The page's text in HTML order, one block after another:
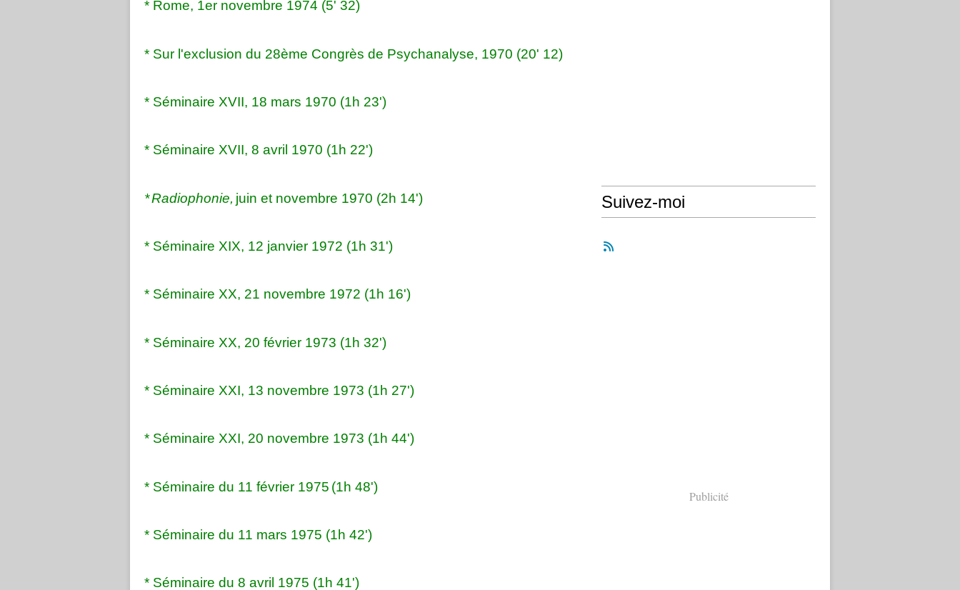
* Rome, 1er novembre 1974 (5' 32)
* Sur l'exclusion du 28ème Congrès de Psychanalyse, 1970 (20' 12)
* Séminaire XVII, 18 mars 1970 (1h 23')
* Séminaire XVII, 8 avril 1970 (1h 22')
*Radiophonie, juin et novembre 1970 (2h 14')
* Séminaire XIX, 12 janvier 1972 (1h 31')
* Séminaire XX, 21 novembre 1972 (1h 16')
* Séminaire XX, 20 février 1973 (1h 32')
* Séminaire XXI, 13 novembre 1973 (1h 27')
* Séminaire XXI, 20 novembre 1973 (1h 44')
* Séminaire du 11 février 1975 (1h 48')
* Séminaire du 11 mars 1975 (1h 42')
* Séminaire du 8 avril 1975 (1h 41')
Suivez-moi
Publicité